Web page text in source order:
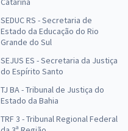
SEDUC RS - Secretaria de
Estado da Educação do Rio
Grande do Sul
SEJUS ES - Secretaria da Justiça
do Espírito Santo
TJ BA - Tribunal de Justiça do
Estado da Bahia
TRF 3 - Tribunal Regional Federal